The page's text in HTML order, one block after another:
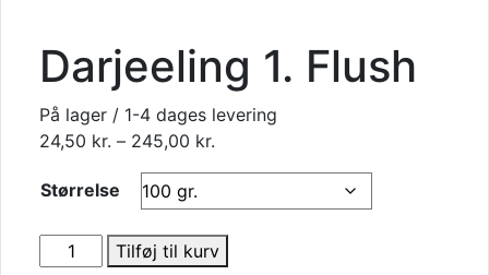
Darjeeling 1. Flush
På lager / 1-4 dages levering
24,50 kr. – 245,00 kr.
Størrelse
DarjeelingTilføj til kurv